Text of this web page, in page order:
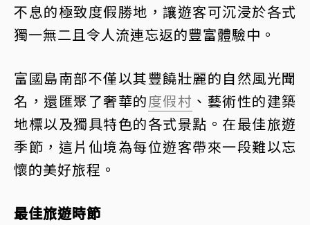
不息的極致度假勝地，讓遊客可沉浸於各式
獨一無二且令人流連忘返的豐富體驗中。
富國島南部不僅以其豐饒壯麗的自然風光聞
名，還匯聚了奢華的度假村 、藝術性的建築
地標以及獨具特色的各式景點。在最佳旅遊
季節，這片仙境為每位遊客帶來一段難以忘
懷的美好旅程。
最佳旅遊時節